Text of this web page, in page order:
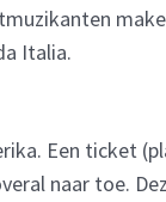
Italia.
Een ticket
naar toe.